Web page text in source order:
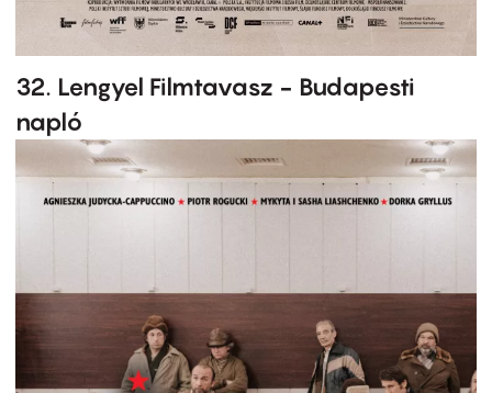
32. Lengyel Filmtavasz - Budapesti
napló